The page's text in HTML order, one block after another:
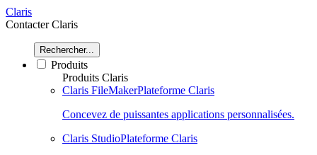
Claris
Contacter Claris
Rechercher...
Produits
Produits Claris
Claris FileMakerPlateforme Claris
Concevez de puissantes applications personnalisées.
Claris StudioPlateforme Claris